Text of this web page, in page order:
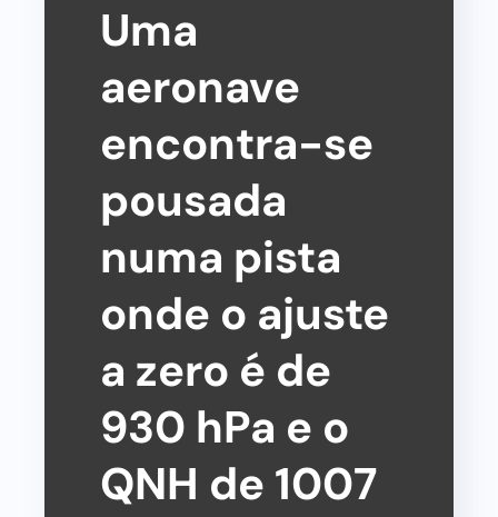
Uma
aeronave
encontra-se
pousada
numa pista
onde o ajuste
a zero é de
930 hPa e o
QNH de 1007